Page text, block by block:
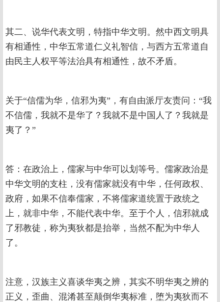
其二、说华代表文明，特指中华文明。然中西文明具
有相通性，中华五常道仁义礼智信，与西方五常道自
由民主人权平等法治具有相通性，故不矛盾。
关于“信儒为华，信邪为夷”，有自由派厅友责问：“我
不信儒，我就不是华了？我就不是中国人了？我就是
夷了？”
答：在政治上，儒家与中华可以划等号。儒家政治是
中华文明的支柱，没有儒家就没有中华，任何政权、
政府，如果不信奉儒家，不将儒家道统置于政统之
上，就非中华，不能代表中华。至于个人，信邪就成
了邪教徒，称为夷狄都是抬举，当然不配为中华人
了。
注意，汉族主义喜谈华夷之辨，其实不明华夷之辨的
正义，歪曲、混淆甚至颠倒华夷标准，堕为夷狄而不